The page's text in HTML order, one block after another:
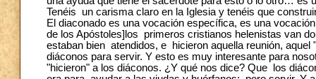
Tenéis un carisma claro en la Iglesia y tenéis que
El diaconado es una vocación específica, es una
de los Apóstoles]los primeros cristianos helenistas van
estaban bien atendidos, e hicieron aquella reunión,
diáconos para servir. Y esto es muy interesante para
"hicieron" a los diáconos. ¿Y qué nos dice? Que los